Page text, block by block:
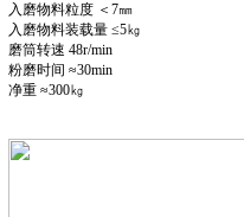
入磨物料粒度 ＜7㎜
入磨物料装载量 ≤5㎏
磨筒转速 48r/min
粉磨时间 ≈30min
净重 ≈300㎏